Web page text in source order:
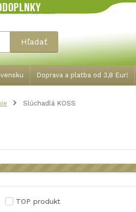
Doprava a platba od 3,8 Eur!
Hľadať
Slúchadlá KOSS
TOP produkt